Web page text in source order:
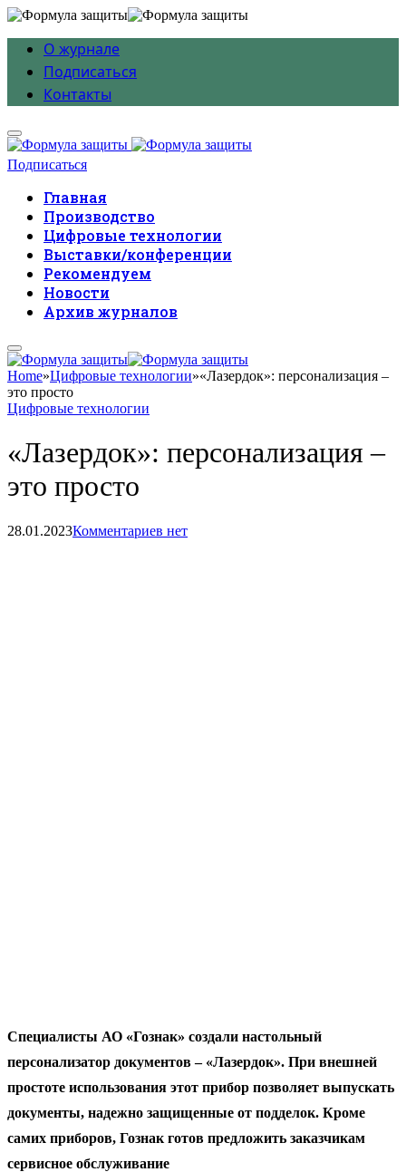
О журнале
Подписаться
Контакты
Подписаться
Главная
Производство
Цифровые технологии
Выставки/конференции
Рекомендуем
Новости
Архив журналов
Home»Цифровые технологии»«Лазердок»: персонализация –
это просто
Цифровые технологии
«Лазердок»: персонализация –
это просто
28.01.2023Комментариев нет
Специалисты АО «Гознак» создали настольный
персонализатор документов – «Лазердок». При внешней
простоте использования этот прибор позволяет выпускать
документы, надежно защищенные от подделок. Кроме
самих приборов, Гознак готов предложить заказчикам
сервисное обслуживание